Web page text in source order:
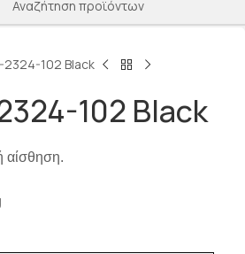
102 Black
102 Black
αίσθηση.